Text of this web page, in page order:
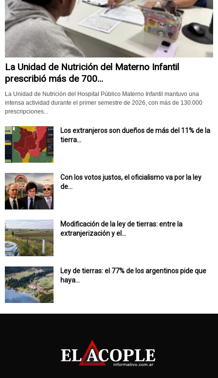
La Unidad de Nutrición del Materno Infantil
prescribió más de 700...
La Unidad de Nutrición del Hospital Público Materno Infantil mantuvo una
intensa actividad durante el primer semestre de 2026, con más de 130.000
prescripciones...
Los extranjeros son dueños de más del 11% de la
tierra...
Con los votos justos, el oficialismo va por la ley
de...
Modificación de la ley de tierras: entre la
extranjerización y el...
Ley de tierras: el 77% de los argentinos pide que
haya...